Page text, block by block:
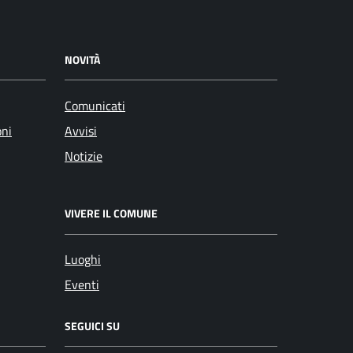
NOVITÀ
Comunicati
Avvisi
Notizie
VIVERE IL COMUNE
Luoghi
Eventi
SEGUICI SU